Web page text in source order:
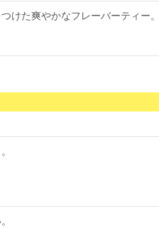
けた爽やかなフレーバーティー。